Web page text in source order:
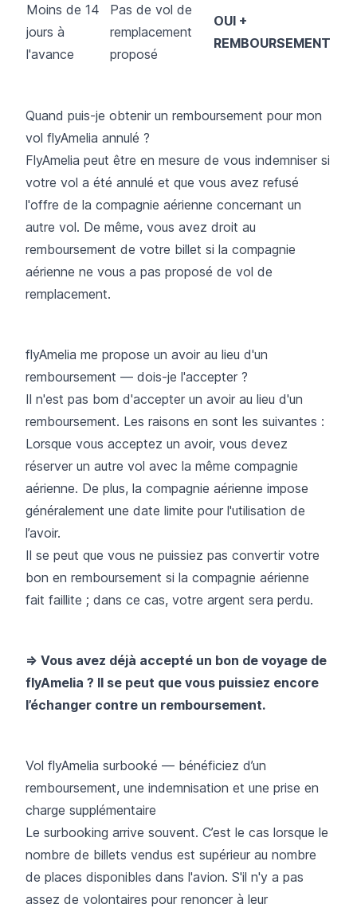
Moins de 14
jours à
l'avance
Pas de vol de
remplacement
proposé
OUI +
REMBOURSEMENT
Quand puis-je obtenir un remboursement pour mon
vol flyAmelia annulé ?
FlyAmelia peut être en mesure de vous indemniser si
votre vol a été annulé et que vous avez refusé
l'offre de la compagnie aérienne concernant un
autre vol. De même, vous avez droit au
remboursement de votre billet si la compagnie
aérienne ne vous a pas proposé de vol de
remplacement.
flyAmelia me propose un avoir au lieu d'un
remboursement — dois-je l'accepter ?
Il n'est pas bom d'accepter un avoir au lieu d'un
remboursement. Les raisons en sont les suivantes :
Lorsque vous acceptez un avoir, vous devez
réserver un autre vol avec la même compagnie
aérienne. De plus, la compagnie aérienne impose
généralement une date limite pour l'utilisation de
l’avoir.
Il se peut que vous ne puissiez pas convertir votre
bon en remboursement si la compagnie aérienne
fait faillite ; dans ce cas, votre argent sera perdu.
=> Vous avez déjà accepté un bon de voyage de
flyAmelia ? Il se peut que vous puissiez encore
l’échanger contre un remboursement.
Vol flyAmelia surbooké — bénéficiez d’un
remboursement, une indemnisation et une prise en
charge supplémentaire
Le surbooking arrive souvent. C’est le cas lorsque le
nombre de billets vendus est supérieur au nombre
de places disponibles dans l'avion. S'il n'y a pas
assez de volontaires pour renoncer à leur